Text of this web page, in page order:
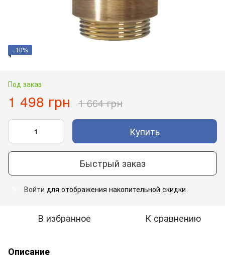
−10%
Под заказ
1 498 грн 1 664 грн
Купить
Быстрый заказ
Войти для отображения накопительной скидки
В избранное К сравнению
Описание